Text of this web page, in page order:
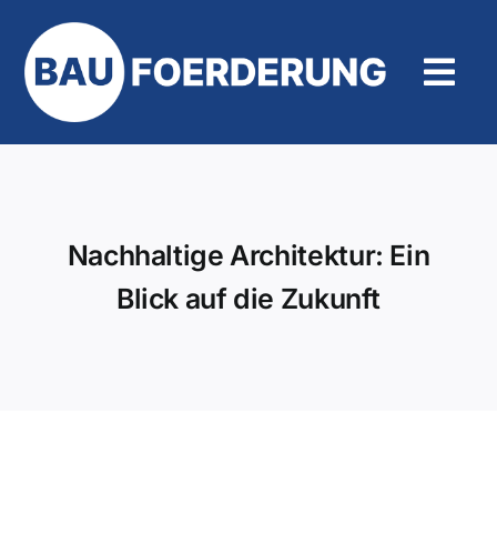
Inhalt
springen
Nachhaltige Architektur: Ein
Blick auf die Zukunft